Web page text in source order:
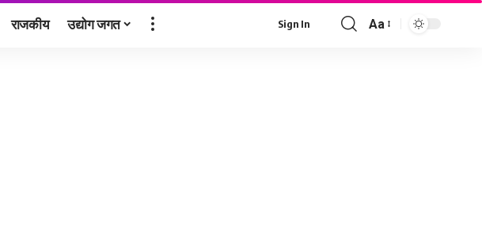
राजकीय उद्योग जगत Sign In
Font
Aa